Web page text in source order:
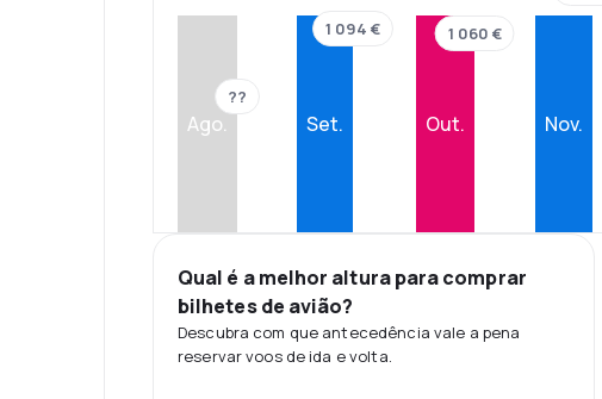
Ago.
??
Set.
1 094 €
Out.
1 060 €
Nov.
Qual é a melhor altura para comprar
bilhetes de avião?
Descubra com que antecedência vale a pena
reservar voos de ida e volta.